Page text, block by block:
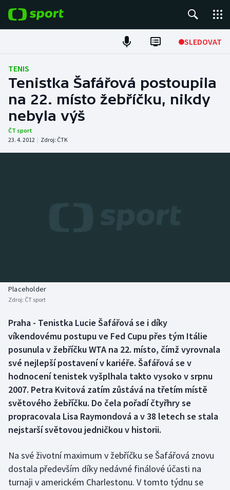
SLEDOVAT
Fotbal
Hokej
Tenis
Atletika
Biatlon
Box
Curling
Dostihy
Futsal
Golf
Gymnastika
Aplikace ČT sport
TENIS
Tenistka Šafářová postoupila
na 22. místo žebříčku, nikdy
nebyla výš
ČT sport
23. 4. 2012 | Zdroj: ČTK
Placeholder
Zdroj: ČT sport
Praha - Tenistka Lucie Šafářová se i díky
víkendovému postupu ve Fed Cupu přes tým Itálie
posunula v žebříčku WTA na 22. místo, čímž vyrovnala
své nejlepší postavení v kariéře. Šafářová se v
hodnocení tenistek vyšplhala takto vysoko v srpnu
2007. Petra Kvitová zatím zůstává na třetím místě
světového žebříčku. Do čela pořadí čtyřhry se
propracovala Lisa Raymondová a v 38 letech se stala
nejstarší světovou jedničkou v historii.
Na své životní maximum v žebříčku se Šafářová znovu
dostala především díky nedávné finálové účasti na
turnaji v americkém Charlestonu. V tomto týdnu se